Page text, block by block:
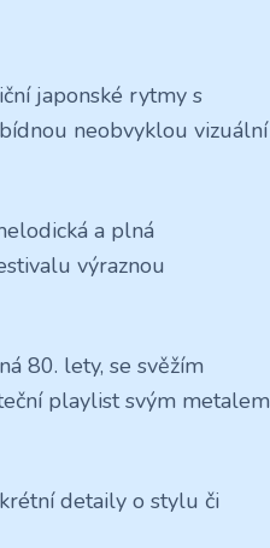
japonské rytmy s
neobvyklou vizuální
a plná
výraznou
80. lety, se svěžím
playlist svým metalem
detaily o stylu či